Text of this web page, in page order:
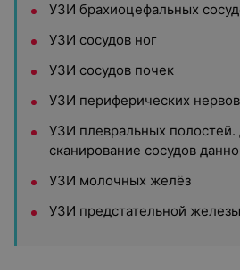
УЗИ брахиоцефальных
УЗИ сосудов ног
УЗИ сосудов почек
УЗИ периферических нервов
УЗИ плевральных полостей.
сканирование сосудов
УЗИ молочных желёз
УЗИ предстательной железы